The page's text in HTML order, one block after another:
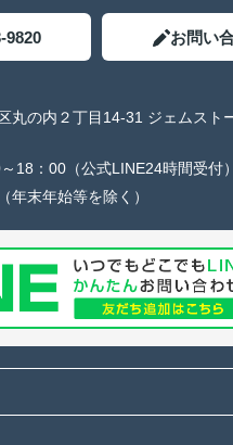
9820 お問い
丸の内２丁目14-31 ジェムスト
18：00（公式LINE24時間受付）
年末年始等を除く）